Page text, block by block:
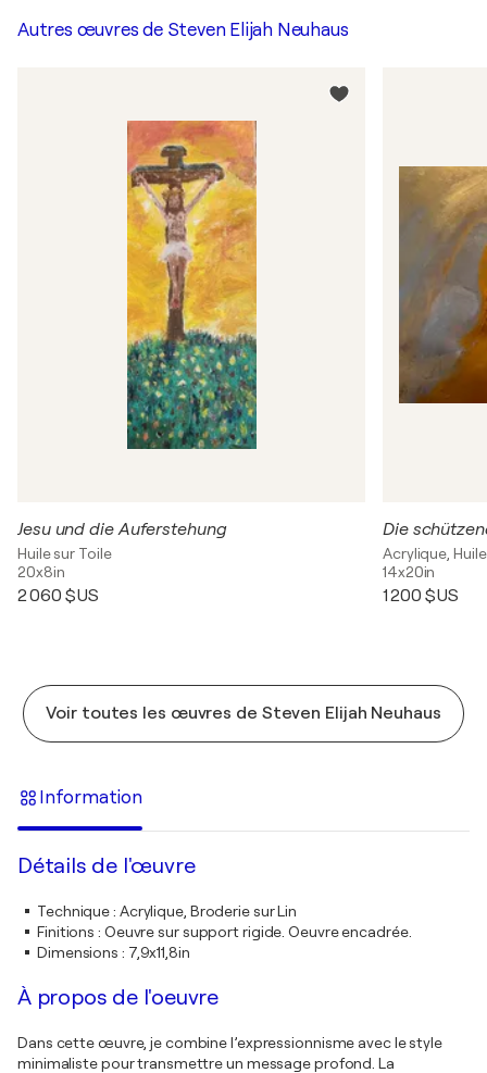
Autres œuvres de Steven Elijah Neuhaus
Jesu und die Auferstehung
Huile sur Toile
20x8in
2 060 $US
Die
Acrylique,
14x20in
1 200 $US
Voir toutes les œuvres de Steven Elijah Neuhaus
Information
Détails de l'œuvre
Technique: Acrylique, Broderie sur Lin
Finitions : Oeuvre sur support rigide. Oeuvre encadrée.
Dimensions : 7,9x11,8in
À propos de l'oeuvre
Dans cette œuvre, je combine l’expressionnisme avec le style
minimaliste pour transmettre un message profond. La